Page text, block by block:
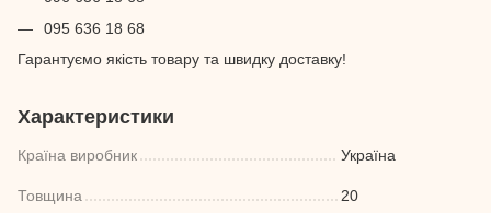
095 636 18 68
Гарантуємо якість товару та швидку доставку!
Характеристики
Країна виробник Україна
Товщина 20